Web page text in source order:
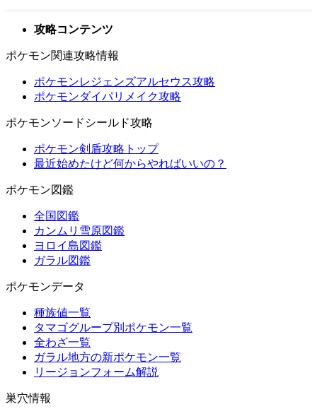
攻略コンテンツ
ポケモン関連攻略情報
ポケモンレジェンズアルセウス攻略
ポケモンダイパリメイク攻略
ポケモンソードシールド攻略
ポケモン剣盾攻略トップ
最近始めたけど何からやればいいの？
ポケモン図鑑
全国図鑑
カンムリ雪原図鑑
ヨロイ島図鑑
ガラル図鑑
ポケモンデータ
種族値一覧
タマゴグループ別ポケモン一覧
全わざ一覧
ガラル地方の新ポケモン一覧
リージョンフォーム解説
巣穴情報